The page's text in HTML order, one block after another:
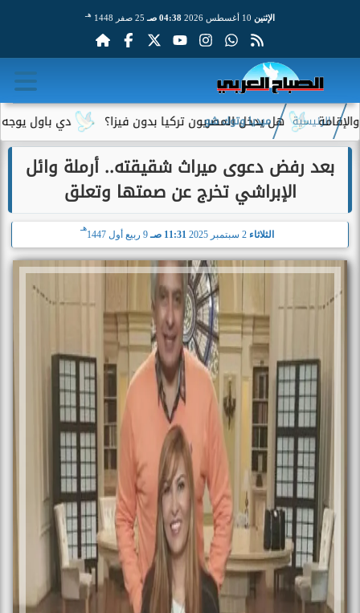
الإثنين 04:38 صـ 25 صفر 1448 هـ
دي باول يوجه هل يدخل المصريون تركيا بدون فيزا؟
الرئيسية ميديا وتوك شو
بعد رفض دعوى ميراث شقيقته.. أرملة وائل
الإبراشي تخرج عن صمتها وتعلق
الثلاثاء 2 سبتمبر 2025 11:31 صـ 9 ربيع أول 1447
هـ